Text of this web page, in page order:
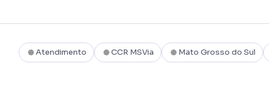
Atendimento CCR MSVia Mato Grosso do Sul